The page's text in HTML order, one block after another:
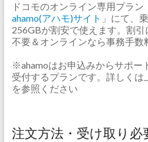
ドコモのオンライン専用プラン
ahamo(アハモ)サイト 」にて、
256GBが割安で使えます。割
不要＆オンラインなら事務手数
※ahamoはお申込みからサポー
受付するプランです。詳しくは
を参照ください
注文方法・受け取り必